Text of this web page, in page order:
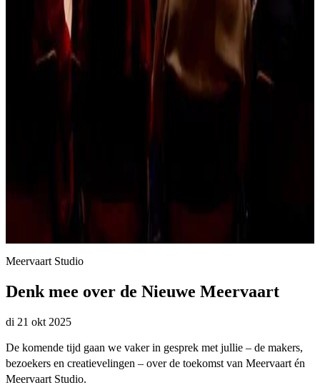
Meervaart Studio
Denk mee over de Nieuwe Meervaart
di 21 okt 2025
De komende tijd gaan we vaker in gesprek met jullie – de makers,
bezoekers en creatievelingen – over de toekomst van Meervaart én
Meervaart Studio.